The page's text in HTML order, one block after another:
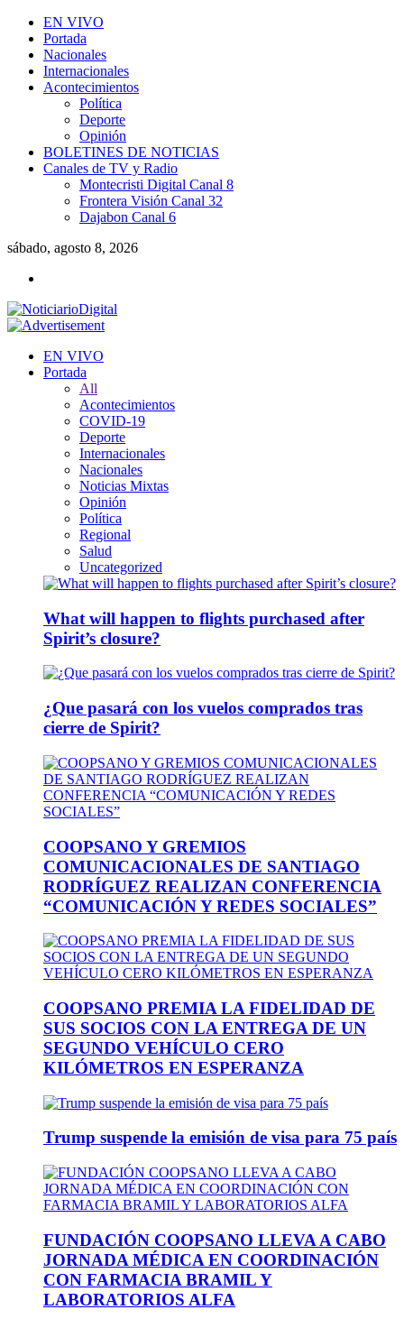
EN VIVO
Portada
Nacionales
Internacionales
Acontecimientos
Política
Deporte
Opinión
BOLETINES DE NOTICIAS
Canales de TV y Radio
Montecristi Digital Canal 8
Frontera Visión Canal 32
Dajabon Canal 6
sábado, agosto 8, 2026
EN VIVO
Portada
All
Acontecimientos
COVID-19
Deporte
Internacionales
Nacionales
Noticias Mixtas
Opinión
Política
Regional
Salud
Uncategorized
What will happen to flights purchased after
Spirit’s closure?
¿Que pasará con los vuelos comprados tras
cierre de Spirit?
COOPSANO Y GREMIOS
COMUNICACIONALES DE SANTIAGO
RODRÍGUEZ REALIZAN CONFERENCIA
“COMUNICACIÓN Y REDES SOCIALES”
COOPSANO PREMIA LA FIDELIDAD DE
SUS SOCIOS CON LA ENTREGA DE UN
SEGUNDO VEHÍCULO CERO
KILÓMETROS EN ESPERANZA
Trump suspende la emisión de visa para 75 país
FUNDACIÓN COOPSANO LLEVA A CABO
JORNADA MÉDICA EN COORDINACIÓN
CON FARMACIA BRAMIL Y
LABORATORIOS ALFA